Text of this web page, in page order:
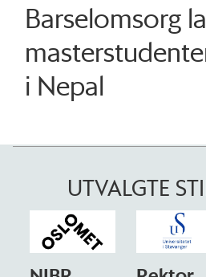
Barselomsorg
i Nepal
UTVALGTE